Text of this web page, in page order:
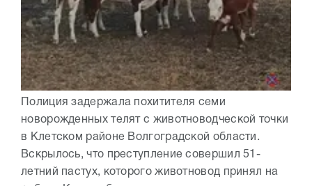
Полиция задержала похитителя семи
новорожденных телят с животноводческой точки
в Клетском районе Волгоградской области.
Вскрылось, что преступление совершил 51-
летний пастух, которого животновод принял на